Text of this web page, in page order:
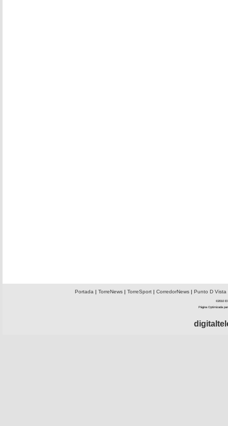
Portada | TorreNews| TorreSport| CorredorNews| Punto D Vista
©2010 El
Página Optimizada